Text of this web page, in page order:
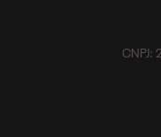
CNPJ: